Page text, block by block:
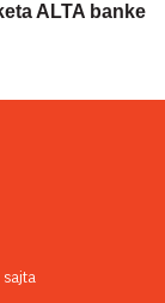
ALTA banke
sajta